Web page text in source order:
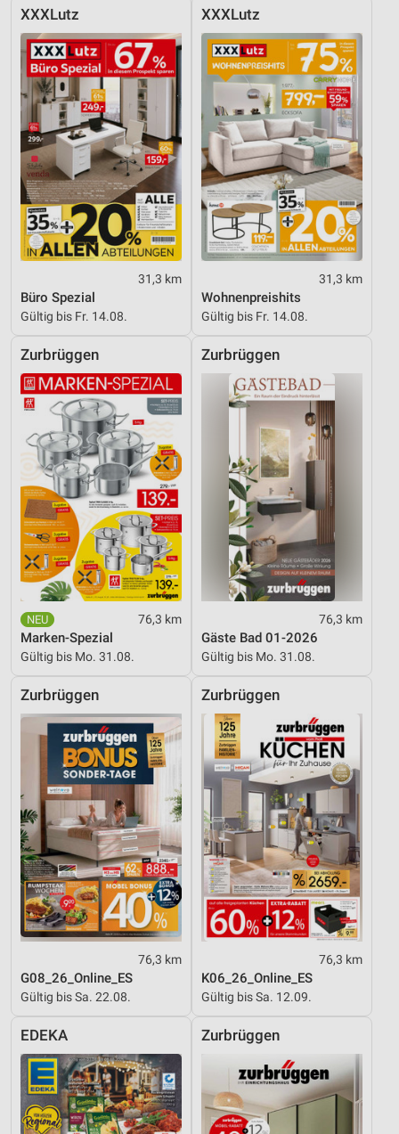
XXXLutz
31,3 km
Büro Spezial
Gültig bis Fr. 14.08.
XXXLutz
31,3 km
Wohnenpreishits
Gültig bis Fr. 14.08.
Zurbrüggen
76,3 km
Marken-Spezial
Gültig bis Mo. 31.08.
Zurbrüggen
76,3 km
Gäste Bad 01-2026
Gültig bis Mo. 31.08.
Zurbrüggen
76,3 km
G08_26_Online_ES
Gültig bis Sa. 22.08.
Zurbrüggen
76,3 km
K06_26_Online_ES
Gültig bis Sa. 12.09.
EDEKA Zurbrüggen